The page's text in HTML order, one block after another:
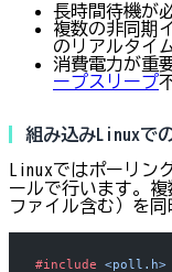
長時間待機が
複数の非同期
のリアルタイ
消費電力が重
ープスリープ
組み込みLinuxで
Linuxではポーリン
ールで行います。
ファイル含む）を同
#include <poll.h>